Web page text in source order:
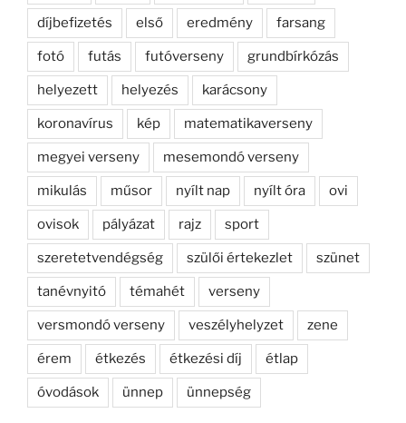
díjbefizetés első eredmény farsang
fotó futás futóverseny grundbírkózás
helyezett helyezés karácsony
koronavírus kép matematikaverseny
megyei verseny mesemondó verseny
mikulás műsor nyílt nap nyílt óra ovi
ovisok pályázat rajz sport
szeretetvendégség szülői értekezlet szünet
tanévnyitó témahét verseny
versmondó verseny veszélyhelyzet zene
érem étkezés étkezési díj étlap
óvodások ünnep ünnepség